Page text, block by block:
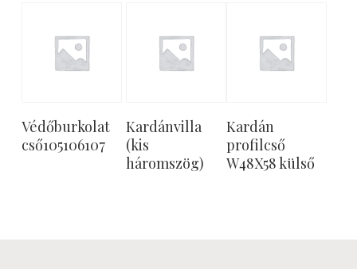
Tovább
Olvasom
Védőburkolat
cső105106107
Tovább
Kardánvilla
(kis
háromszög)
Tovább
Olvasom
Kardán
profilcső
W48X58 külső